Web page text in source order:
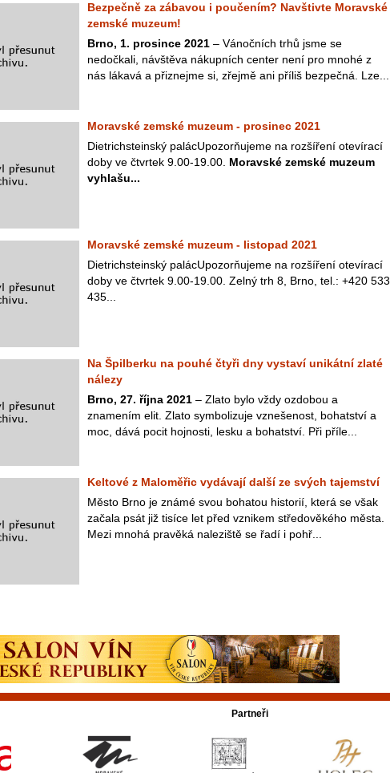
Bezpečně za zábavou i poučením? Navštivte Moravské
zemské muzeum!
Brno, 1. prosince 2021 – Vánočních trhů jsme se
nedočkali, návštěva nákupních center není pro mnohé z
nás lákavá a přiznejme si, zřejmě ani příliš bezpečná. Lze...
Moravské zemské muzeum - prosinec 2021
Dietrichsteinský palácUpozorňujeme na rozšíření otevírací
doby ve čtvrtek 9.00-19.00. Moravské zemské muzeum
vyhlašu...
Moravské zemské muzeum - listopad 2021
Dietrichsteinský palácUpozorňujeme na rozšíření otevírací
doby ve čtvrtek 9.00-19.00. Zelný trh 8, Brno, tel.: +420 533
435...
Na Špilberku na pouhé čtyři dny vystaví unikátní zlaté
nálezy
Brno, 27. října 2021 – Zlato bylo vždy ozdobou a
znamením elit. Zlato symbolizuje vznešenost, bohatství a
moc, dává pocit hojnosti, lesku a bohatství. Při příle...
Keltové z Maloměřic vydávají další ze svých tajemství
Město Brno je známé svou bohatou historií, která se však
začala psát již tisíce let před vznikem středověkého města.
Mezi mnohá pravěká naleziště se řadí i pohř...
Partneři